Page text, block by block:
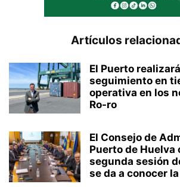
Artículos
El Puerto
seguimiento en
operativa en los
Ro-ro
El Consejo de
Puerto de Huelva
segunda sesión
se da a conocer